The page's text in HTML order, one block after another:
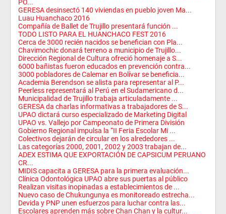
PO...
GERESA desinsectó 140 viviendas en pueblo joven Ma...
Luau Huanchaco 2016
Compañía de Ballet de Trujillo presentará función ...
TODO LISTO PARA EL HUANCHACO FEST 2016
Cerca de 3000 recién nacidos se benefician con Pla...
Chavimochic donará terreno a municipio de Trujillo...
Dirección Regional de Cultura ofreció homenaje a S...
6000 bañistas fueron educados en prevención contra...
3000 pobladores de Calemar en Bolívar se beneficia...
Academia Berendson se alista para representar al P...
Peerless representará al Perú en el Sudamericano d...
Municipalidad de Trujillo trabaja articuladamente ...
GERESA da charlas informativas a trabajadores de S...
UPAO dictará curso especializado de Marketing Digital
UPAO vs. Vallejo por Campeonato de Primera División
Gobierno Regional impulsa la “II Feria Escolar Mi ...
Colectivos dejarán de circular en los alrededores ...
Las categorías 2000, 2001, 2002 y 2003 trabajan de...
ADEX ESTIMA QUE EXPORTACIÓN DE CAPSICUM PERUANO
CR...
MIDIS capacita a GERESA para la primera evaluación...
Clínica Odontológica UPAO abre sus puertas al público
Realizan visitas inopinadas a establecimientos de ...
Nuevo caso de Chukungunya es monitoreado estrecha...
Devida y PNP unen esfuerzos para luchar contra las...
Escolares aprenden más sobre Chan Chan y la cultur...